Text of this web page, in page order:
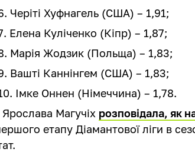
Черіті Хуфнагель (США) – 1,91;
Елена Куліченко (Кіпр) – 1,87;
Марія Жодзик (Польща) – 1,83;
Вашті Каннінгем (США) – 1,83;
Імке Оннен (Німеччина) – 1,78.
Магучіх розповідала, як
етапу Діамантової ліги в